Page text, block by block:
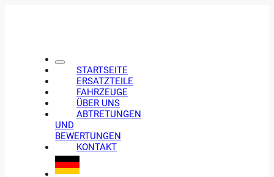
STARTSEITE
ERSATZTEILE
FAHRZEUGE
ÜBER UNS
ABTRETUNGEN
UND
BEWERTUNGEN
KONTAKT